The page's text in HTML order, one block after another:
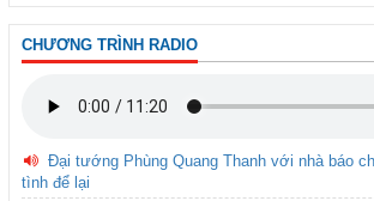
CHƯƠNG TRÌNH RADIO
Đại tướng Phùng Quang Thanh với nhà báo
tình để lại